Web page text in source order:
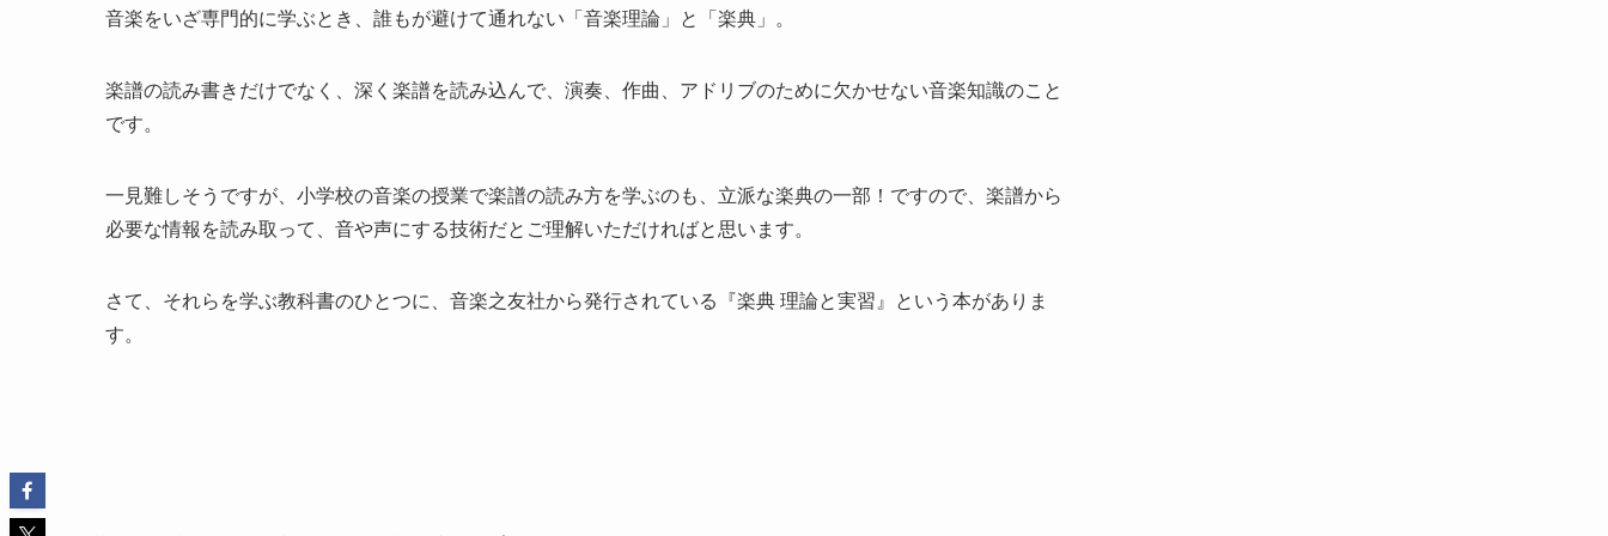
音楽をいざ専門的に学ぶとき、誰もが避けて通れない「音楽理論」と「楽典」。
楽譜の読み書きだけでなく、深く楽譜を読み込んで、演奏、作曲、アドリブのために欠かせない音楽知識のこと
です。
一見難しそうですが、小学校の音楽の授業で楽譜の読み方を学ぶのも、立派な楽典の一部！ですので、楽譜から
必要な情報を読み取って、音や声にする技術だとご理解いただければと思います。
さて、それらを学ぶ教科書のひとつに、音楽之友社から発行されている『楽典 理論と実習』という本がありま
す。